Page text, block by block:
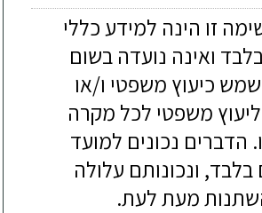
זו הינה למידע כללי
ואינה נועדה בשום
כיעוץ משפטי ו/או
משפטי לכל מקרה
הדברים נכונים למועד
ונכונותם עלולה
מעת לעת.